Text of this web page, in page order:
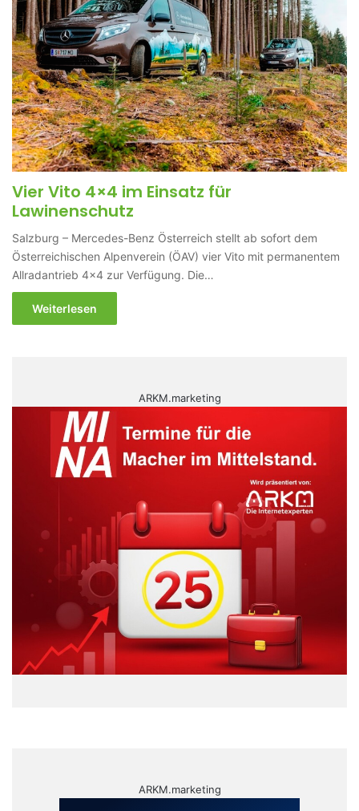
Vier Vito 4×4 im Einsatz für
Lawinenschutz
Salzburg – Mercedes-Benz Österreich stellt ab sofort dem
Österreichischen Alpenverein (ÖAV) vier Vito mit permanentem
Allradantrieb 4x4 zur Verfügung. Die…
Weiterlesen
ARKM.marketing
ARKM.marketing